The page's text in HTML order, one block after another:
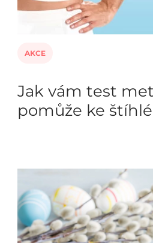
AKCE
Jak vám test
pomůže ke